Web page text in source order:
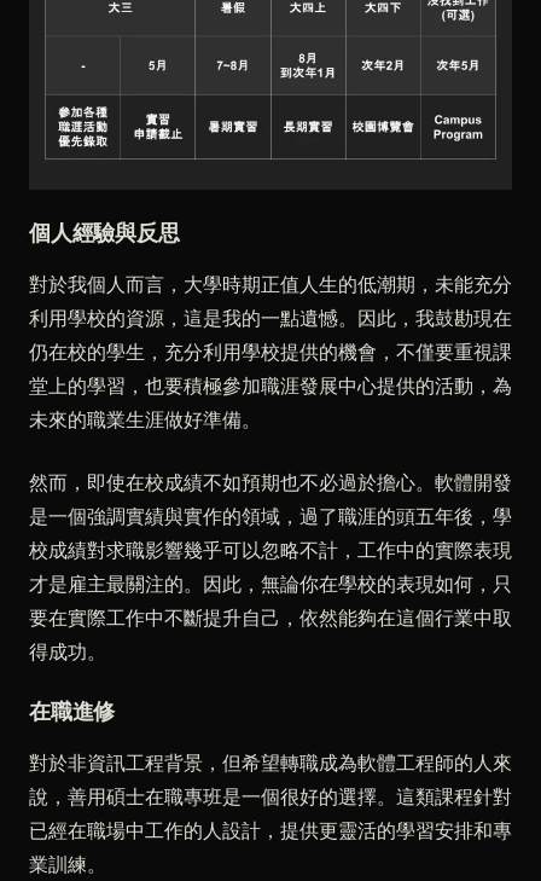
個人經驗與反思
對於我個人而言，大學時期正值人生的低潮期，未能充分
利用學校的資源，這是我的一點遺憾。因此，我鼓勘現在
仍在校的學生，充分利用學校提供的機會，不僅要重視課
堂上的學習，也要積極參加職涯發展中心提供的活動，為
未來的職業生涯做好準備。
然而，即使在校成績不如預期也不必過於擔心。軟體開發
是一個強調實績與實作的領域，過了職涯的頭五年後，學
校成績對求職影響幾乎可以忽略不計，工作中的實際表現
才是雇主最關注的。因此，無論你在學校的表現如何，只
要在實際工作中不斷提升自己，依然能夠在這個行業中取
得成功。
在職進修
對於非資訊工程背景，但希望轉職成為軟體工程師的人來
說，善用碩士在職專班是一個很好的選擇。這類課程針對
已經在職場中工作的人設計，提供更靈活的學習安排和專
業訓練。